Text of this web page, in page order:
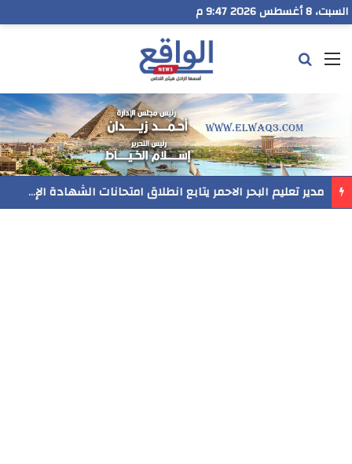
السبت، 8 أغسطس 2026 9:47 م
القائمة
مدير تعليم البحر الاحمر يتابع انطلاق امتحانات الشهادة الإعدادية ويؤكد: الانضباط